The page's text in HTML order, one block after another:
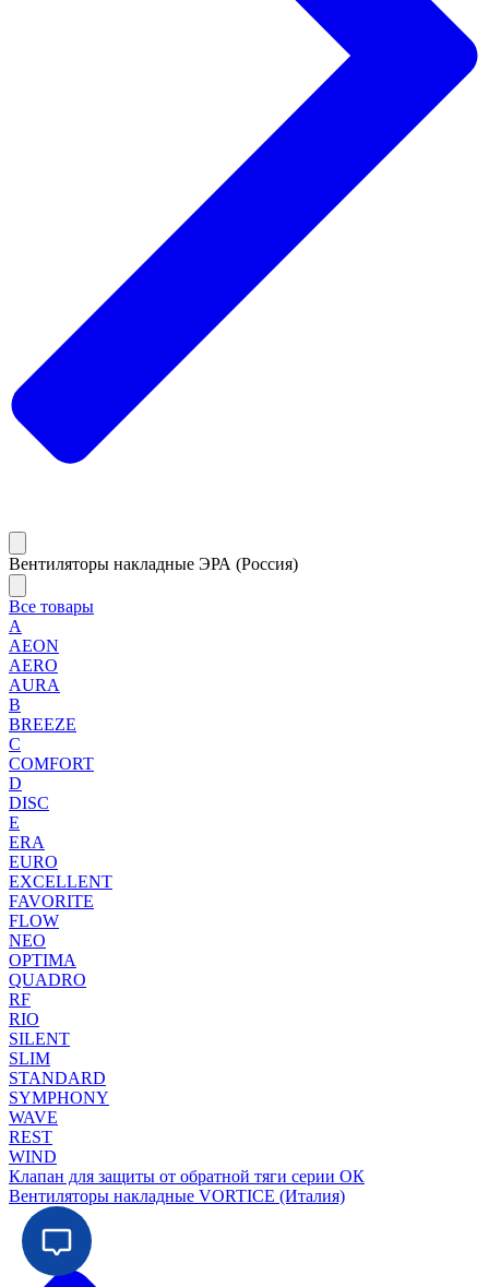
Вентиляторы накладные ЭРА (Россия)
Все товары
A
AEON
AERO
AURA
B
BREEZE
C
COMFORT
D
DISC
E
ERA
EURO
EXCELLENT
FAVORITE
FLOW
NEO
OPTIMA
QUADRO
RF
RIO
SILENT
SLIM
STANDARD
SYMPHONY
WAVE
REST
WIND
Клапан для защиты от обратной тяги серии ОК
Вентиляторы накладные VORTICE (Италия)